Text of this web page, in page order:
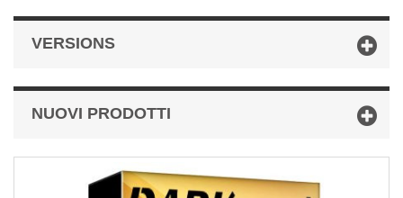
VERSIONS
NUOVI PRODOTTI